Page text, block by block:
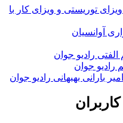
توریستی و ویزای کار با
آوانسیان
رادیو جوان
رادیو جوان
بارانی بهبهانی رادیو جوان